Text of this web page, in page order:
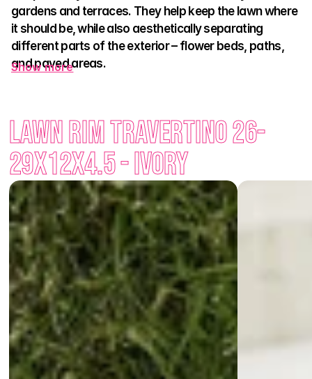
gardens and terraces. They help keep the lawn where
it should be, while also aesthetically separating
different parts of the exterior – flower beds, paths,
and paved areas.
space.
Enhance your garden with a subtle detail that highlights the
beauty of the surroundings – Travertino curbs bring style and
function in one.
Show more
Lawn Rim Travertino 26-
29x12x4.5 - Ivory